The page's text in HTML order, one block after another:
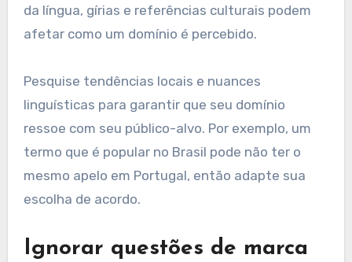
da língua, gírias e referências culturais podem
afetar como um domínio é percebido.
Pesquise tendências locais e nuances
linguísticas para garantir que seu domínio
ressoe com seu público-alvo. Por exemplo, um
termo que é popular no Brasil pode não ter o
mesmo apelo em Portugal, então adapte sua
escolha de acordo.
Ignorar questões de marca